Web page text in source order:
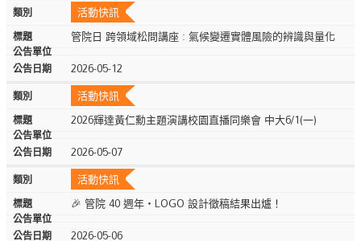
活動快訊
管院日 跨領域松問講座 : 氣候變遷實體風險的辨識與量化
2026-05-12
活動快訊
2026輝達黃仁勳主題演講校園直播同樂會 中大6/1(一)
2026-05-07
活動快訊
🎉 管院 40 週年・LOGO 設計徵稿結果出爐！
2026-05-06